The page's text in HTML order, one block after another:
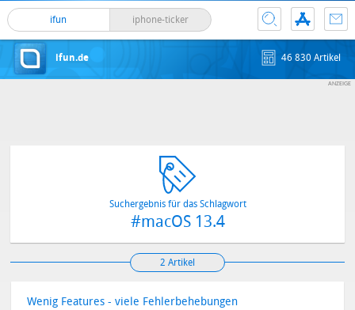
ifun iphone-ticker
ifun.de 46 830 Artikel
Suchergebnis für das Schlagwort
#macOS 13.4
2 Artikel
Wenig Features - viele Fehlerbehebungen